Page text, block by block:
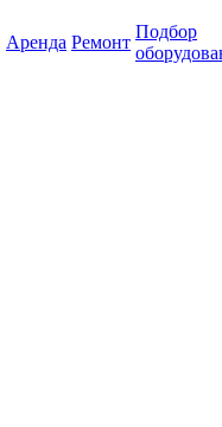
Аренда Ремонт
Подбор